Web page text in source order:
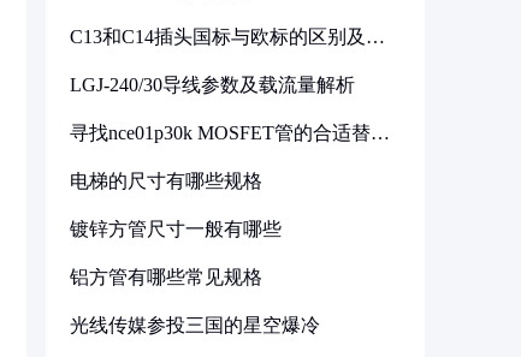
C13和C14插头国标与欧标的区别及其
LGJ-240/30导线参数及载流量解析
寻找nce01p30k MOSFET管的合适替代
电梯的尺寸有哪些规格
镀锌方管尺寸一般有哪些
铝方管有哪些常见规格
光线传媒参投三国的星空爆冷